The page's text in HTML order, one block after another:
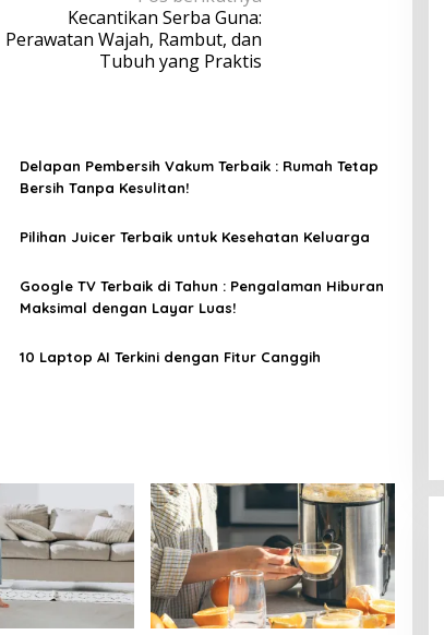
Kecantikan Serba Guna:
Perawatan Wajah, Rambut, dan
Tubuh yang Praktis
Delapan Pembersih Vakum Terbaik : Rumah Tetap
Bersih Tanpa Kesulitan!
Pilihan Juicer Terbaik untuk Kesehatan Keluarga
Google TV Terbaik di Tahun : Pengalaman Hiburan
Maksimal dengan Layar Luas!
10 Laptop AI Terkini dengan Fitur Canggih